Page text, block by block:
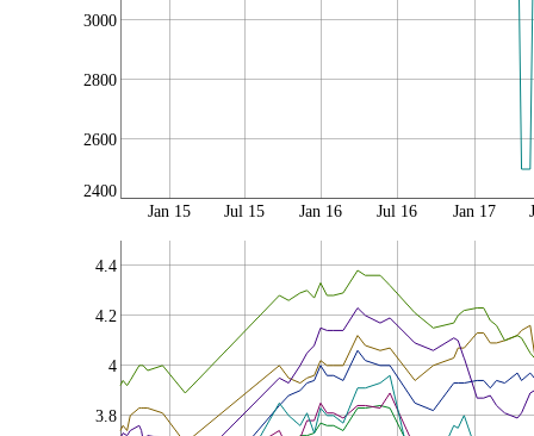
2400
2600
2800
3000
Jan 15 Jul 15 Jan 16 Jul 16 Jan 17
3.8
4
4.2
4.4